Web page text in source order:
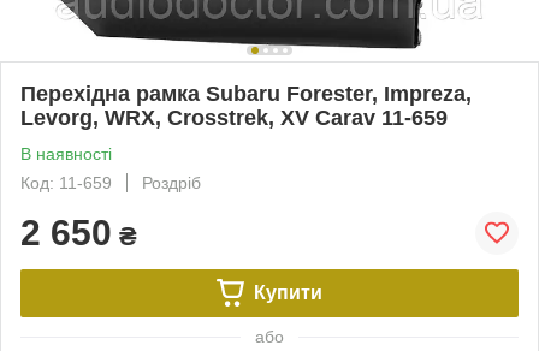
Перехідна рамка Subaru Forester, Impreza,
Levorg, WRX, Crosstrek, XV Carav 11-659
В наявності
Код: 11-659
Роздріб
2 650 ₴
Купити
або